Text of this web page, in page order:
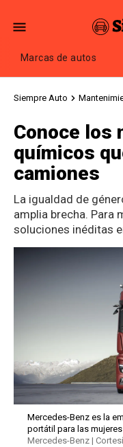
Marcas de autos
Siempre Auto
Conoce los
químicos
camiones
La igualdad de
amplia brecha. Para
soluciones inéditas
Mercedes-Benz es la
portátil para las
Mercedes-Benz |